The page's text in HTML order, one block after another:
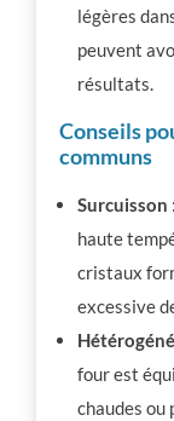
légères
peuvent
résultats.
Conseils
communs
Surcuisson
haute
cristaux
excessive
four est
chaudes